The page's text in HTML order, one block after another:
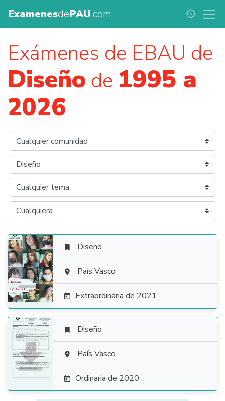
ExamenesdePAU.com history
Exámenes de EBAU de
Diseño de 1995 a
2026

 Diseño
 País Vasco
 Extraordinaria de 2021

 Diseño
 País Vasco
 Ordinaria de 2020